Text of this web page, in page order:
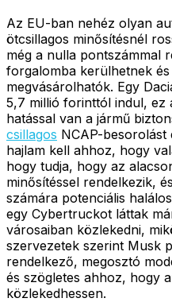
Az EU-ban nehéz olyan
ötcsillagos minősítésnél
még a nulla pontszámmal
forgalomba kerülhetnek és
megvásárolhatók. Egy
5,7 millió forinttól indul, ez
hatással van a jármű
csillagos NCAP-besorolást
hajlam kell ahhoz, hogy
hogy tudja, hogy az
minősítéssel rendelkezik,
számára potenciális
egy Cybertruckot láttak
városaiban közlekedni,
szervezetek szerint Musk
rendelkező, megosztó
és szögletes ahhoz, hogy
közlekedhessen.